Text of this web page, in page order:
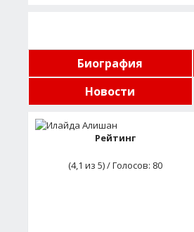
Биография
Новости
Рейтинг
(4,1 из 5) / Голосов: 80